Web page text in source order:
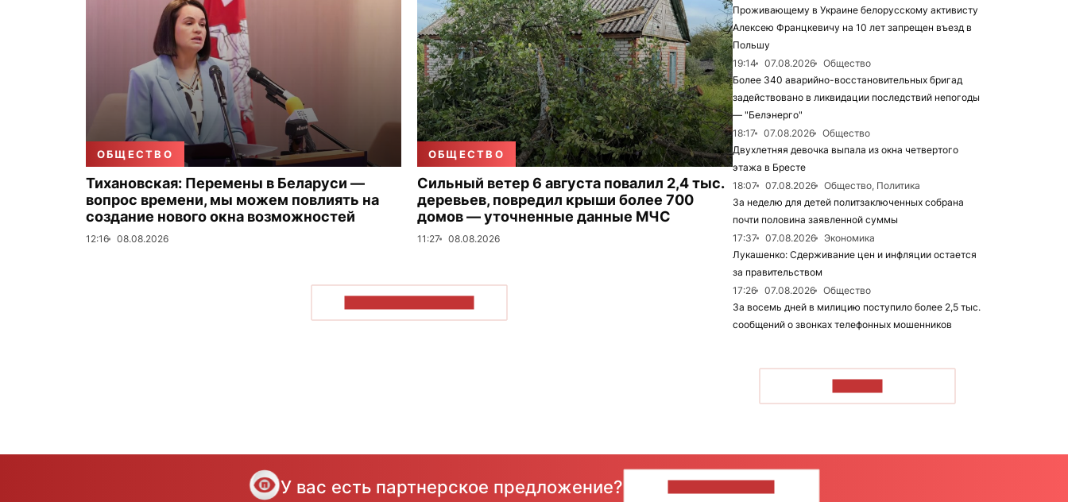
ОБЩЕСТВО
Тихановская: Перемены в Беларуси —
вопрос времени, мы можем повлиять на
создание нового окна возможностей
12:16 08.08.2026
ОБЩЕСТВО
Сильный ветер 6 августа повалил 2,4 тыс.
деревьев, повредил крыши более 700
домов — уточненные данные МЧС
11:27 08.08.2026
Проживающему в Украине белорусскому активисту
Алексею Францкевичу на 10 лет запрещен въезд в
Польшу
19:14
07.08.2026
Общество
Более 340 аварийно-восстановительных бригад
задействовано в ликвидации последствий непогоды
— "Белэнерго"
18:17
07.08.2026
Общество
Двухлетняя девочка выпала из окна четвертого
этажа в Бресте
18:07
07.08.2026
Общество, Политика
За неделю для детей политзаключенных собрана
почти половина заявленной суммы
17:37
07.08.2026
Экономика
Лукашенко: Сдерживание цен и инфляции остается
за правительством
17:26
07.08.2026
Общество
За восемь дней в милицию поступило более 2,5 тыс.
сообщений о звонках телефонных мошенников
У вас есть партнерское предложение?